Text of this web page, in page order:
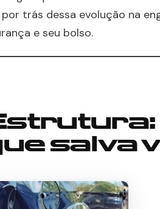
trás dessa evolução na
e seu bolso.
salva